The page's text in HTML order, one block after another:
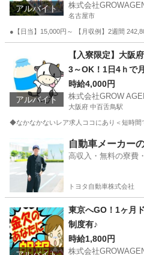
アルバイト 株式会社
名古屋市
●【日当】15,000円～ 【月収例】2週間
その他 自営業
アルバイト
【入寮限定】大
3～OK！1日4ｈで
時給4,000円
株式会社GROW
大阪府 中百舌鳥駅
◆なかなかないレア求人ココにあり＜短時間
中百舌鳥駅 工場
自動車メーカー
高収入・無料の寮費
トヨタ自動車株式会社
東京へGO！1ヶ月
制度有♪
時給1,800円
株式会社